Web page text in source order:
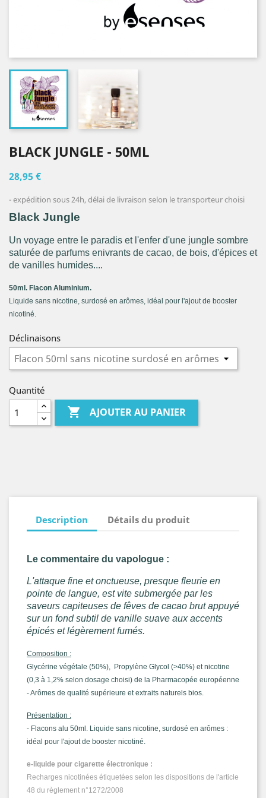
BLACK JUNGLE - 50ML
28,95 €
expédition sous 24h, délai de livraison selon le transporteur choisi
Black Jungle
Un voyage entre le paradis et l'enfer d'une jungle sombre
saturée de parfums enivrants de cacao, de bois, d'épices et
de vanilles humides....
50ml. Flacon Aluminium.
Liquide sans nicotine, surdosé en arômes, idéal pour l'ajout de booster
nicotiné.
Déclinaisons
Quantité
 AJOUTER AU PANIER
Description Détails du produit
Le commentaire du vapologue :
L'attaque fine et onctueuse, presque fleurie en
pointe de langue, est vite submergée par les
saveurs capiteuses de fêves de cacao brut appuyé
sur un fond subtil de vanille suave aux accents
épicés et légèrement fumés.
Composition :
Glycérine végétale (50%), Propylène Glycol (>40%) et nicotine
(0,3 à 1,2% selon dosage choisi) de la Pharmacopée européenne
- Arômes de qualité supérieure et extraits naturels bios.
Présentation :
- Flacons alu 50ml. Liquide sans nicotine, surdosé en arômes :
idéal pour l'ajout de booster nicotiné.
e-liquide pour cigarette électronique :
Recharges nicotinées étiquetées selon les dispositions de l'article
48 du règlement n°1272/2008